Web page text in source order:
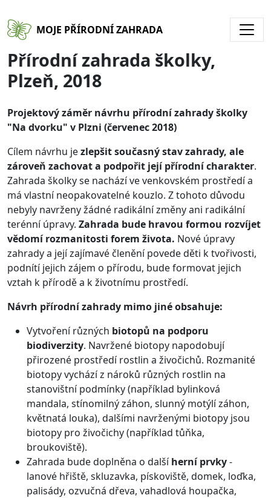
MOJE PŘÍRODNÍ ZAHRADA
Přírodní zahrada školky,
Plzeň, 2018
Projektový záměr návrhu přírodní zahrady školky
"Na dvorku" v Plzni (červenec 2018)
Cílem návrhu jezlepšit současný stav zahrady, ale
zároveň zachovat a podpořit její přírodní charakter.
Zahrada školky se nachází ve venkovském prostředí a
má vlastní neopakovatelné kouzlo. Z tohoto důvodu
nebyly navrženy žádné radikální změny ani radikální
terénní úpravy. Zahrada bude hravou formou rozvíjet
vědomí rozmanitosti forem života. Nové úpravy
zahrady a její zajímavé členění povede děti k tvořivosti,
podnítí jejich zájem o přírodu, bude formovat jejich
vztah k přírodě a k životnímu prostředí.
Návrh přírodní zahrady mimo jiné obsahuje:
Vytvoření různých biotopů na podporu
biodiverzity. Navržené biotopy napodobují
přirozené prostředí rostlin a živočichů. Rozmanité
biotopy vychází z nároků různých rostlin na
stanovištní podmínky (například bylinková
mandala, stínomilný záhon, slunný motýlí záhon,
květnatá louka), dalšími navrženými biotopy jsou
biotopy pro živočichy (například tůňka,
broukoviště).
Zahrada bude doplněna o dalšíherní prvky-
lanové hřiště, skluzavka, pískoviště, domek, loďka,
palisády, ozvučná dřeva, vahadlová houpačka,